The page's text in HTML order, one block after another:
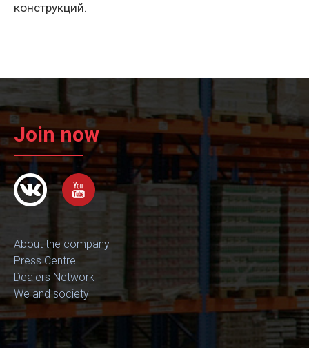
конструкций.
Join now
About the company
Press Centre
Dealers Network
We and society